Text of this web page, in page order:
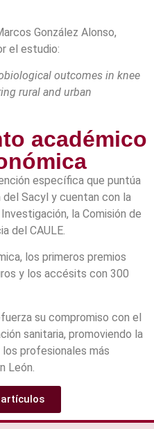
González Alonso,
el estudio:
outcomes in knee
rural and urban
académico
específica que puntúa
Sacyl y cuentan con la
la Comisión de
del CAULE.
los primeros premios
y los accésits con 300
su compromiso con el
sanitaria, promoviendo la
profesionales más
León.
artículos